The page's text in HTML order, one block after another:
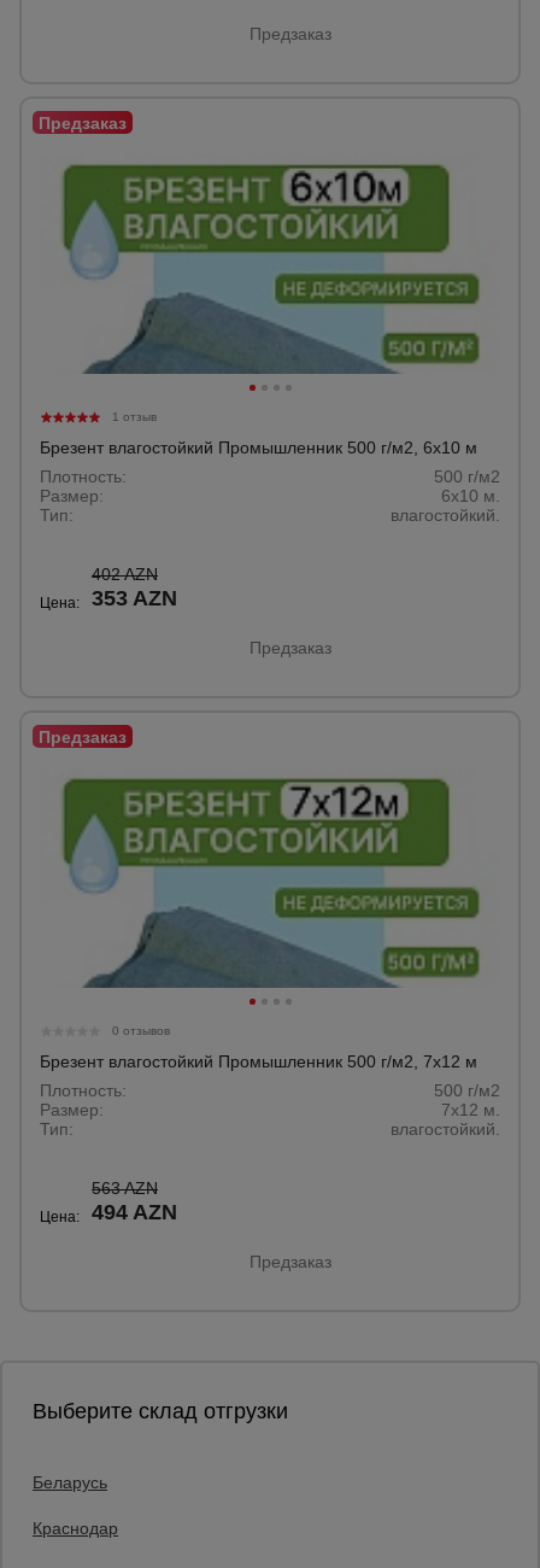
Предзаказ
1 отзыв
Брезент влагостойкий Промышленник 500 г/м2, 6х10 м
Плотность:
500 г/м2
Размер:
6х10 м.
Тип:
влагостойкий.
Цена:
402 AZN
353 AZN
Предзаказ
0 отзывов
Брезент влагостойкий Промышленник 500 г/м2, 7х12 м
Плотность:
500 г/м2
Размер:
7х12 м.
Тип:
влагостойкий.
Цена:
563 AZN
494 AZN
Предзаказ
Выберите склад отгрузки
Беларусь
Краснодар
О компании